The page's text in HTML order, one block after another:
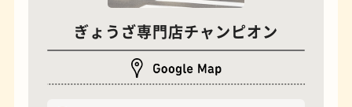
石窯ピザ
ぎょうざ専門店チャンピオン